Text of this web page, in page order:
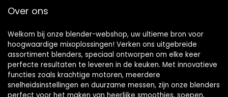
Over ons
Welkom bij onze blender-webshop, uw ultieme bron voor
hoogwaardige mixoplossingen! Verken ons uitgebreide
assortiment blenders, speciaal ontworpen om elke keer
perfecte resultaten te leveren in de keuken. Met innovatieve
functies zoals krachtige motoren, meerdere
snelheidsinstellingen en duurzame messen, zijn onze blenders